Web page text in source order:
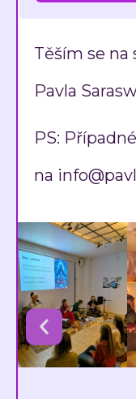
Těším se na
Pavla
PS:
na